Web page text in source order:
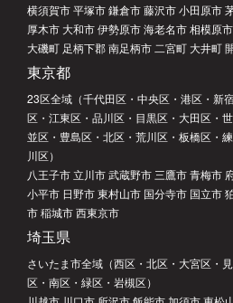
横須賀市 平塚市 鎌倉市 藤沢市 小田原市
厚木市 大和市 伊勢原市 海老名市 相模原
大磯町 足柄下郡 南足柄市 二宮町 大井町
東京都
23区全域（千代田区・中央区・港区・新
区・江東区・品川区・目黒区・大田区・
並区・豊島区・北区・荒川区・板橋区・
川区）
八王子市 立川市 武蔵野市 三鷹市 青梅市
小平市 日野市 東村山市 国分寺市 国立市
市 稲城市 西東京市
埼玉県
さいたま市全域（西区・北区・大宮区・
区・南区・緑区・岩槻区）